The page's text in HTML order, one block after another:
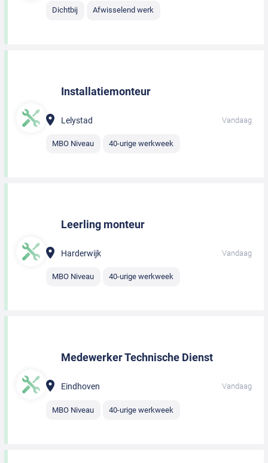
Dichtbij Afwisselend werk
Installatiemonteur
Lelystad Vandaag
MBO Niveau 40-urige werkweek
Leerling monteur
Harderwijk Vandaag
MBO Niveau 40-urige werkweek
Medewerker Technische Dienst
Eindhoven Vandaag
MBO Niveau 40-urige werkweek